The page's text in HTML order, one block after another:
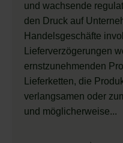
und wachsende
den Druck auf
Handelsgeschäfte
Lieferverzögerungen
ernstzunehmenden
Lieferketten, die
verlangsamen oder
und möglicherweise...